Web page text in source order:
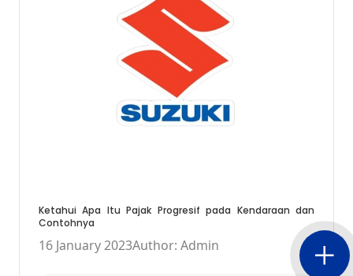
Ketahui Apa Itu Pajak Progresif pada Kendaraan dan
Contohnya
16 January 2023Author: Admin